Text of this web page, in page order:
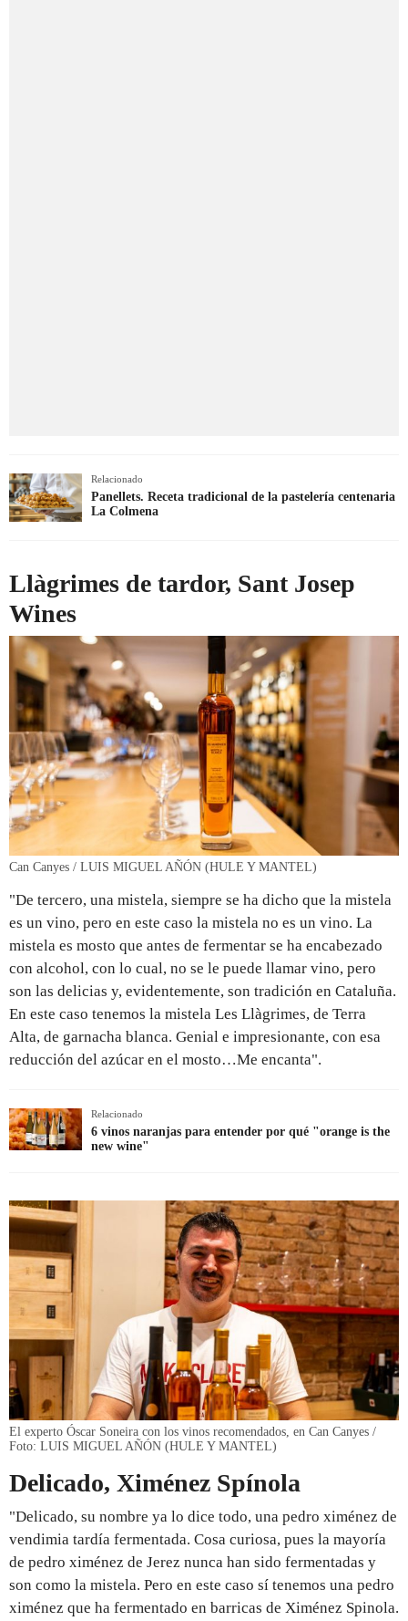
Relacionado
Panellets. Receta tradicional de la pastelería centenaria
La Colmena
Llàgrimes de tardor, Sant Josep
Wines
Can Canyes / LUIS MIGUEL AÑÓN (HULE Y MANTEL)
"De tercero, una mistela, siempre se ha dicho que la mistela
es un vino, pero en este caso la mistela no es un vino. La
mistela es mosto que antes de fermentar se ha encabezado
con alcohol, con lo cual, no se le puede llamar vino, pero
son las delicias y, evidentemente, son tradición en Cataluña.
En este caso tenemos la mistela Les Llàgrimes, de Terra
Alta, de garnacha blanca. Genial e impresionante, con esa
reducción del azúcar en el mosto…Me encanta".
Relacionado
6 vinos naranjas para entender por qué "orange is the
new wine"
El experto Óscar Soneira con los vinos recomendados, en Can Canyes /
Foto: LUIS MIGUEL AÑÓN (HULE Y MANTEL)
Delicado, Ximénez Spínola
"Delicado, su nombre ya lo dice todo, una pedro ximénez de
vendimia tardía fermentada. Cosa curiosa, pues la mayoría
de pedro ximénez de Jerez nunca han sido fermentadas y
son como la mistela. Pero en este caso sí tenemos una pedro
ximénez que ha fermentado en barricas de Ximénez Spinola.